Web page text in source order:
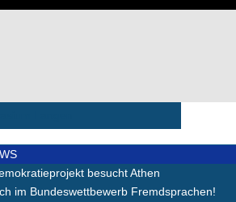
besucht Athen
im Bundeswettbewerb Fremdsprachen!